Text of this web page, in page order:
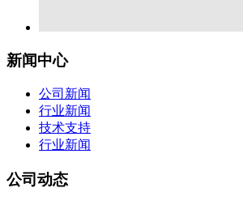
新闻中心
公司新闻
行业新闻
技术支持
行业新闻
公司动态